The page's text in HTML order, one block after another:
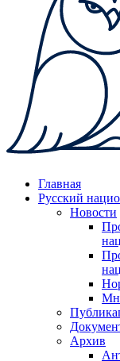
Главная
Русский
Новости
Архив